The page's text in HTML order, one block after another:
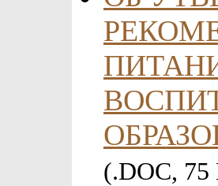
(.DOC,